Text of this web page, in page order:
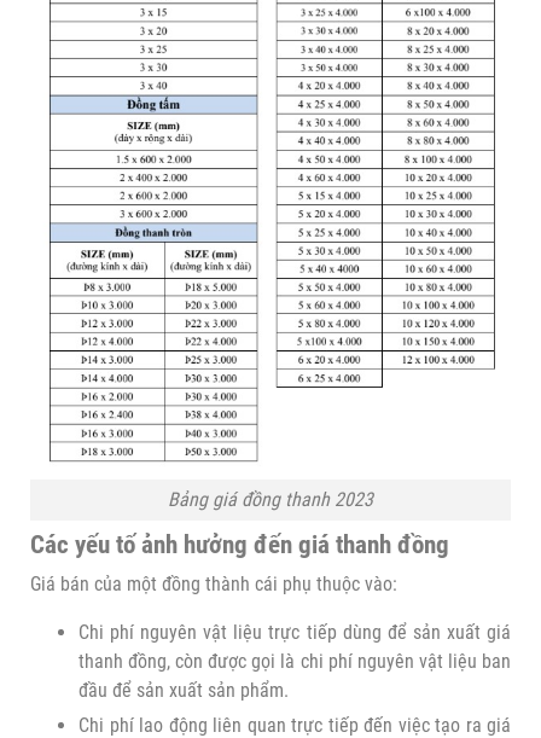
Bảng giá đồng thanh 2023
Các yếu tố ảnh hưởng đến giá thanh đồng
Giá bán của một đồng thành cái phụ thuộc vào:
Chi phí nguyên vật liệu trực tiếp dùng để sản xuất giá
thanh đồng, còn được gọi là chi phí nguyên vật liệu ban
đầu để sản xuất sản phẩm.
Chi phí lao động liên quan trực tiếp đến việc tạo ra giá